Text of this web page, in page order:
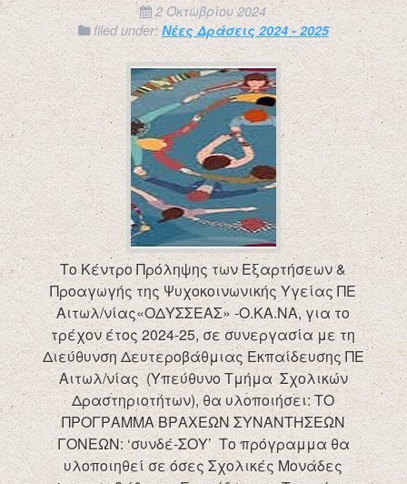
2 Οκτωβρίου 2024
filed under:Νέες Δράσεις 2024 - 2025
Το Κέντρο Πρόληψης των Εξαρτήσεων &
Προαγωγής της Ψυχοκοινωνικής Υγείας ΠΕ
Αιτωλ/νίας«ΟΔΥΣΣΕΑΣ» -Ο.ΚΑ.ΝΑ, για το
τρέχον έτος 2024-25, σε συνεργασία με τη
Διεύθυνση Δευτεροβάθμιας Εκπαίδευσης ΠΕ
Αιτωλ/νίας (Υπεύθυνο Τμήμα Σχολικών
Δραστηριοτήτων), θα υλοποιήσει: ΤΟ
ΠΡΟΓΡΑΜΜΑ ΒΡΑΧΕΩΝ ΣΥΝΑΝΤΗΣΕΩΝ
ΓΟΝΕΩΝ: ‘συνδέ-ΣΟΥ’ Το πρόγραμμα θα
υλοποιηθεί σε όσες Σχολικές Μονάδες